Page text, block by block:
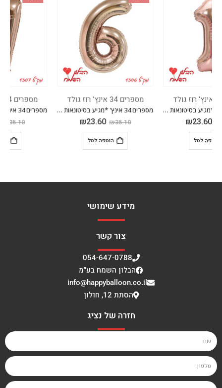
מספרים 34 אינץ' רוז גולד
מספרים 34 אינץ' *מגיע בסיטונאות חבילה של 5 יח'*
35.10
מספרים 34 אינץ' רוז גולד
מספרים 34 אינץ' *מגיע בסיטונאות חבילה של 5 יח'*
35.10
מידע שימושי
צור קשר
054-647-0788
הבלון השמח בע"מ
info@happyballoon.co.il
הסתת 12, חולון
חזרה של נציג